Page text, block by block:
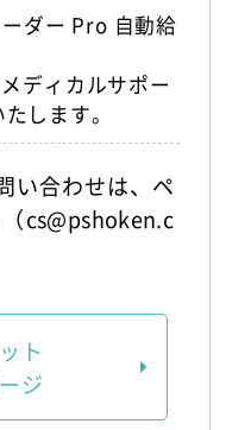
ダー Pro 自動給
ディカルサポー
します。
い合わせは、ペ
cs@pshoken.c
ト
ジ